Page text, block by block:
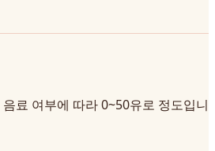
료 여부에 따라 0~50유로 정도입니